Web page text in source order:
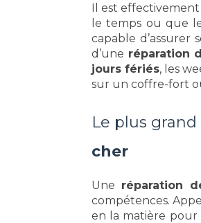
Il est effectivement
le temps ou que
capable d’assurer
d’une réparation
jours fériés, les
sur un coffre-fort
Le plus
cher
Une réparation
compétences.
en la matière pour